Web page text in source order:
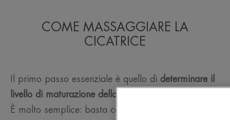
COME MASSAGGIARE LA
CICATRICE
Il primo passo essenziale è quello di determinare il
livello di maturazione della cicatrice
È molto semplice: basta controllare il tempo che la